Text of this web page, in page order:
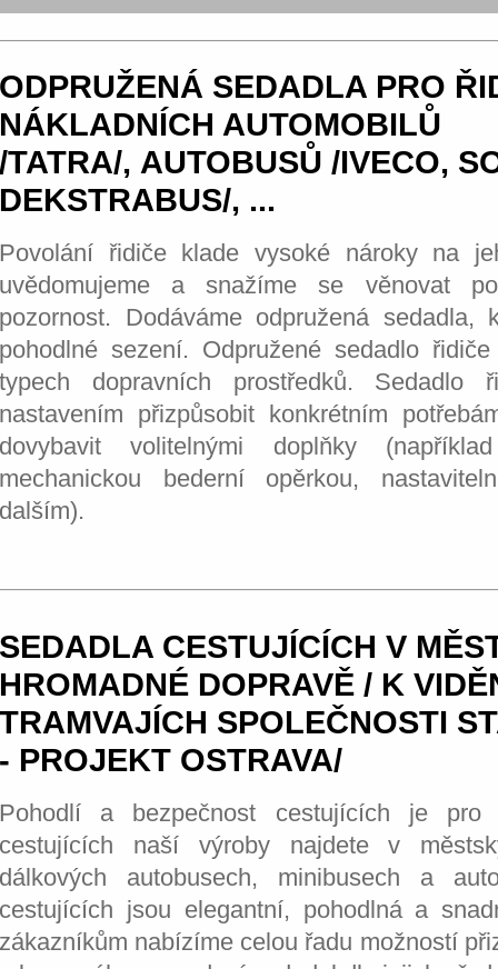
ODPRUŽENÁ SEDADLA PRO
NÁKLADNÍCH AUTOMOBILŮ
/TATRA/, AUTOBUSŮ /IVECO,
DEKSTRABUS/, ...
Povolání řidiče klade vysoké nároky na
uvědomujeme a snažíme se věnovat
pozornost. Dodáváme odpružená sedadla,
pohodlné sezení. Odpružené sedadlo
typech dopravních prostředků. Sedadlo
nastavením přizpůsobit konkrétním
dovybavit volitelnými doplňky
mechanickou bederní opěrkou,
dalším).
SEDADLA CESTUJÍCÍCH V
HROMADNÉ DOPRAVĚ / K
TRAMVAJÍCH SPOLEČNOSTI
- PROJEKT OSTRAVA/
Pohodlí a bezpečnost cestujících je pro
cestujících naší výroby najdete v
dálkových autobusech, minibusech a
cestujících jsou elegantní, pohodlná a
zákazníkům nabízíme celou řadu možností